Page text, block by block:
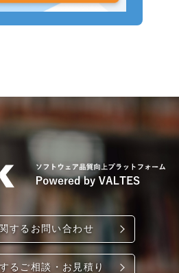
するお問い合わせ
るご相談・お見積り